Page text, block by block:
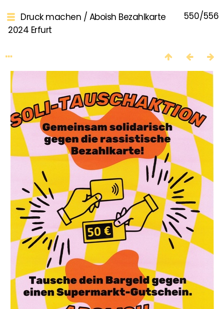
550/556
Druck machen / Aboish Bezahlkarte
2024 Erfurt